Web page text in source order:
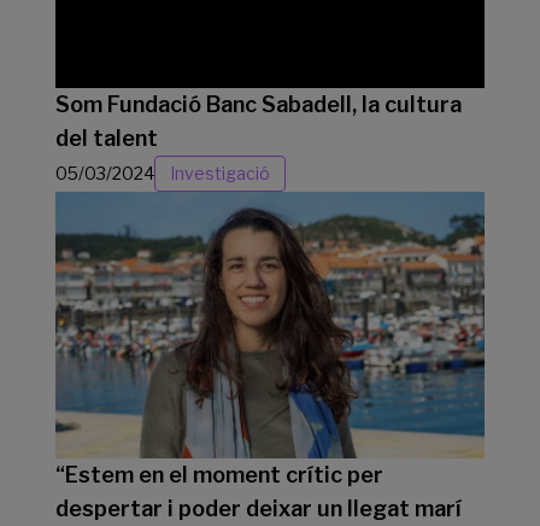
Som Fundació Banc Sabadell, la cultura
del talent
05/03/2024 Investigació
“Estem en el moment crític per
despertar i poder deixar un llegat marí